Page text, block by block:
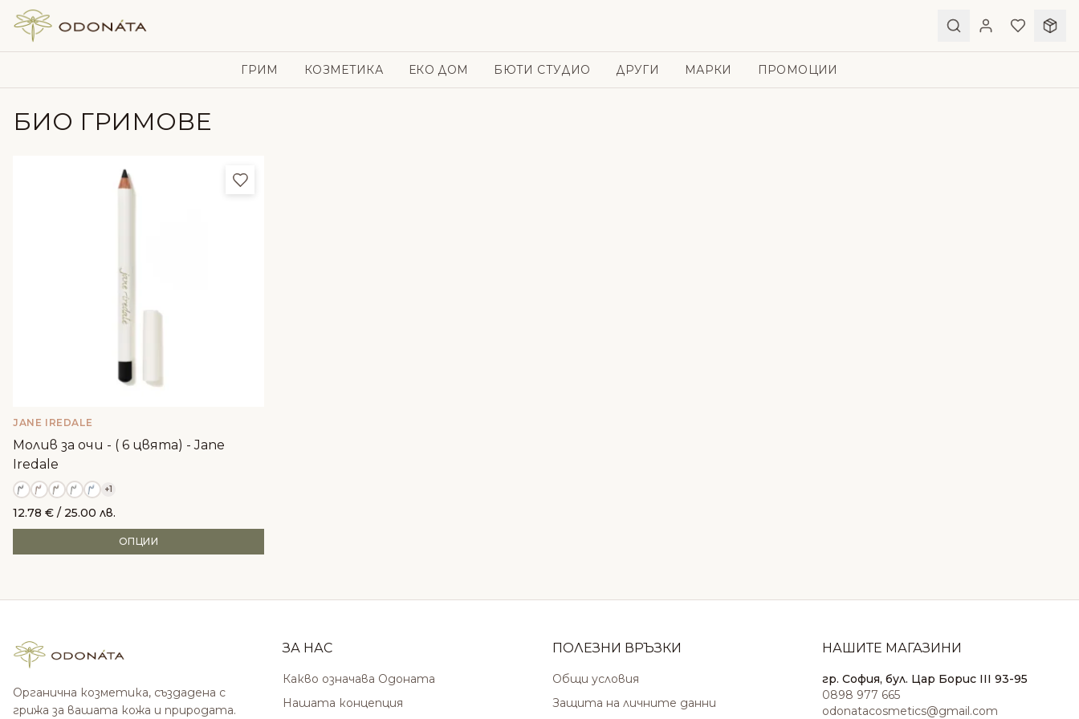
Skip to content
ГРИМ КОЗМЕТИКА ЕКО ДОМ БЮТИ СТУДИО ДРУГИ МАРКИ ПРОМОЦИИ
БИО ГРИМОВЕ
Добави в любими
JANE IREDALE
Молив за очи - ( 6 цвята) - Jane
Iredale
+1
12.78 € / 25.00 лв.
ОПЦИИ
Органична козметика, създадена с
грижа за вашата кожа и природата.
ЗА НАС
Какво означава Одоната
Нашата концепция
ПОЛЕЗНИ ВРЪЗКИ
Общи условия
Защита на личните данни
НАШИТЕ МАГАЗИНИ
гр. София, бул. Цар Борис III 93-95
0898 977 665
odonatacosmetics@gmail.com